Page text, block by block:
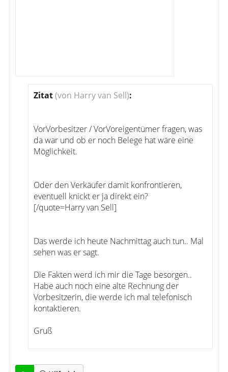
Zitat(von Harry van Sell):
VorVorbesitzer / VorVoreigentümer fragen, was
da war und ob er noch Belege hat wäre eine
Möglichkeit.
Oder den Verkäufer damit konfrontieren,
eventuell knickt er ja direkt ein?
[/quote=Harry van Sell]
Das werde ich heute Nachmittag auch tun.. Mal
sehen was er sagt.
Die Fakten werd ich mir die Tage besorgen..
Habe auch noch eine alte Rechnung der
Vorbesitzerin, die werde ich mal telefonisch
kontaktieren.
Gruß